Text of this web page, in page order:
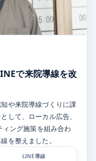
で来院導線を改
や来院導線づくりに課
して、ローカル広告、
ング施策を組み合わ
を整えました。
LINE導線